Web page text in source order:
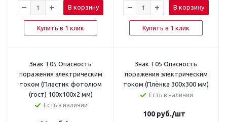
В корзину
Купить в 1 клик
В корзину
Купить в 1 клик
Знак T05 Опасность
поражения электрическим
током (Пластик фотолюм
(гост) 100х100х2 мм)
Есть в наличии
Знак T05 Опасность
поражения электрическим
током (Плёнка 300х300 мм)
Есть в наличии
100 руб./шт